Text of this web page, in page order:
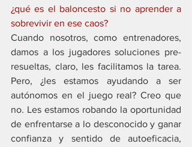
¿qué es el baloncesto si no aprender a
sobrevivir en ese caos?
Cuando nosotros, como entrenadores,
damos a los jugadores soluciones pre-
resueltas, claro, les facilitamos la tarea.
Pero, ¿les estamos ayudando a ser
autónomos en el juego real? Creo que
no. Les estamos robando la oportunidad
de enfrentarse a lo desconocido y ganar
confianza y sentido de autoeficacia,